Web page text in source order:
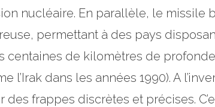
nucléaire. En parallèle, le
permettant à des pays
centaines de kilomètres de
l’Irak dans les années 1990). A
frappes discrètes et précises.